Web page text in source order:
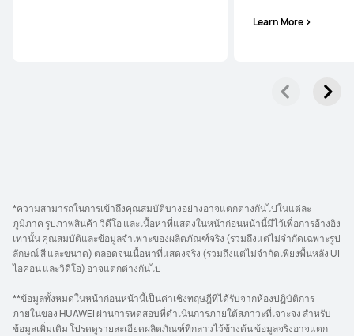
Learn More
*ความสามารถในการเข้าถึงคุณสมบัติบางอย่างอาจแตกต่างกันไปในแต่ละ
ภูมิภาค รูปภาพสินค้า วิดีโอ และเนื้อหาที่แสดงในหน้าก่อนหน้านี้มีไว้เพื่อการอ้างอิง
เท่านั้น คุณสมบัติและข้อมูลจำเพาะของผลิตภัณฑ์จริง (รวมถึงแต่ไม่จำกัดเฉพาะรูป
ลักษณ์ สี และขนาด) ตลอดจนเนื้อหาที่แสดงจริง (รวมถึงแต่ไม่จำกัดเพียงพื้นหลัง UI
ไอคอน และวิดีโอ) อาจแตกต่างกันไป
**ข้อมูลทั้งหมดในหน้าก่อนหน้านี้เป็นค่าเชิงทฤษฎีที่ได้รับจากห้องปฏิบัติการ
ภายในของ HUAWEI ผ่านการทดสอบที่ดำเนินการภายใต้สภาวะที่เจาะจง สำหรับ
ข้อมูลเพิ่มเติม โปรดดูรายละเอียดผลิตภัณฑ์ที่กล่าวไว้ข้างต้น ข้อมูลจริงอาจแตก